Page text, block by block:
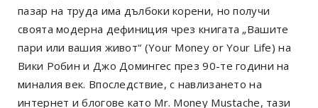
пазар на труда има дълбоки корени, но получи
своята модерна дефиниция чрез книгата „Вашите
пари или вашия живот“ (Your Money or Your Life) на
Вики Робин и Джо Домингес през 90-те години на
миналия век. Впоследствие, с навлизането на
интернет и блогове като Mr. Money Mustache, тази